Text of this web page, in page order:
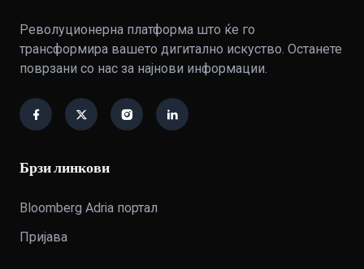
Револуционерна платформа што ќе го
трансформира вашето дигитално искуство. Останете
поврзани со нас за најнови информации.
Брзи линкови
Bloomberg Adria портал
Пријава